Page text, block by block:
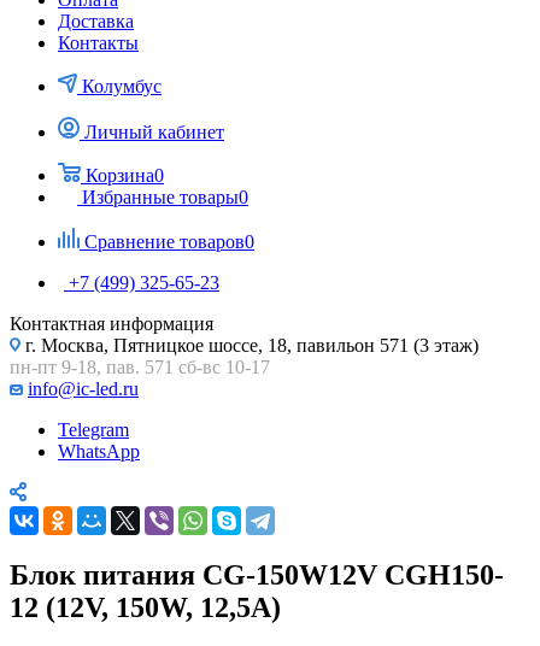
Доставка
Контакты
Колумбус
Личный кабинет
Корзина0
Избранные товары0
Сравнение товаров0
+7 (499) 325-65-23
Контактная информация
г. Москва, Пятницкое шоссе, 18, павильон 571 (3 этаж)
пн-пт 9-18, пав. 571 сб-вс 10-17
info@ic-led.ru
Telegram
WhatsApp
Блок питания CG-150W12V CGH150-
12 (12V, 150W, 12,5A)